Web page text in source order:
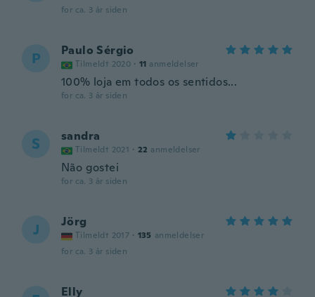
for ca. 3 år siden
P Paulo Sérgio
Tilmeldt 2020 · 11 anmeldelser
100% loja em todos os sentidos...
for ca. 3 år siden
S sandra
Tilmeldt 2021 · 22 anmeldelser
Não gostei
for ca. 3 år siden
J Jörg
Tilmeldt 2017 · 135 anmeldelser
for ca. 3 år siden
Elly